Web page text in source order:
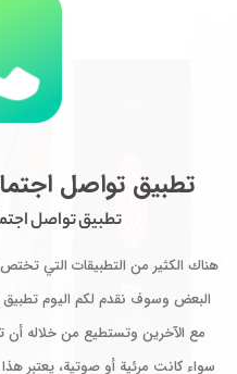
تطبيق تواصل
تطبيق تواصل
هناك الكثير من التطبيقات التي
البعض وسوف نقدم لكم اليوم
مع الآخرين وتستطيع من خلاله أن
سواء كانت مرئية أو صوتية، يعتبر